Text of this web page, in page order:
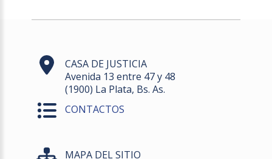
CASA DE JUSTICIA
Avenida 13 entre 47 y 48
(1900) La Plata, Bs. As.
CONTACTOS
MAPA DEL SITIO